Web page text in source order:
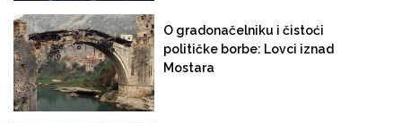
O gradonačelniku i čistoći
političke borbe: Lovci iznad
Mostara